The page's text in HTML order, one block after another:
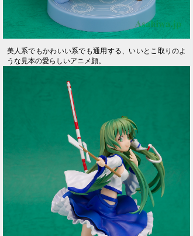
美人系でもかわいい系でも通用する、いいとこ取りのよ
うな見本の愛らしいアニメ顔。